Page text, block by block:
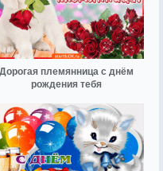
Дорогая племянница с днём
рождения тебя